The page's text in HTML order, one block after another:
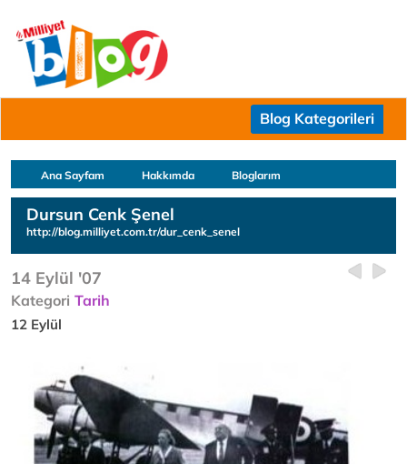
Blog Kategorileri
Ana Sayfam Hakkımda Bloglarım
Dursun Cenk Şenel
http://blog.milliyet.com.tr/dur_cenk_senel
14 Eylül '07
Kategori Tarih
12 Eylül